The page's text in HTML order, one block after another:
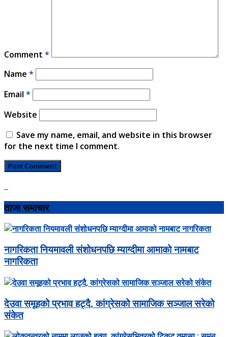
Comment *
Name *
Email *
Website
Save my name, email, and website in this browser
for the next time I comment.
ताजा समाचार
नागरिकता नियमावली संशोधनपछि म्याग्दीमा आमाको नामबाट
नागरिकता
देउवा समूहको प्रभाव हट्दै, कांग्रेसको सामाजिक सञ्जाल सरेको
संकेत